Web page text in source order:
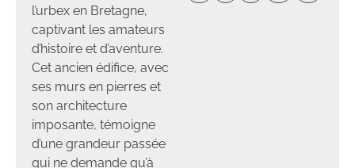
l’urbex en Bretagne,
captivant les amateurs
d’histoire et d’aventure.
Cet ancien édifice, avec
ses murs en pierres et
son architecture
imposante, témoigne
d’une grandeur passée
qui ne demande qu’à